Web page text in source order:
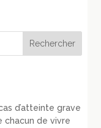
d’atteinte grave
de vivre